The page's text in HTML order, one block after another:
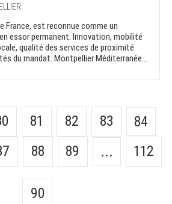
France, est reconnue comme un
essor permanent. Innovation, mobilité
qualité des services de proximité
du mandat. Montpellier Méditerranée...
81 82 83
84
88 89 ... 112
90